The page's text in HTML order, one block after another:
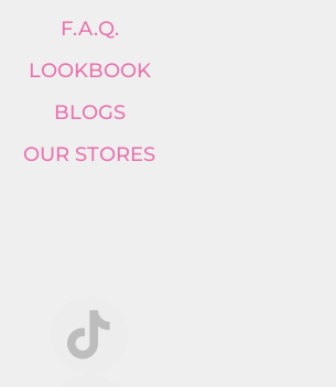
F.A.Q.
LOOKBOOK
BLOGS
OUR STORES